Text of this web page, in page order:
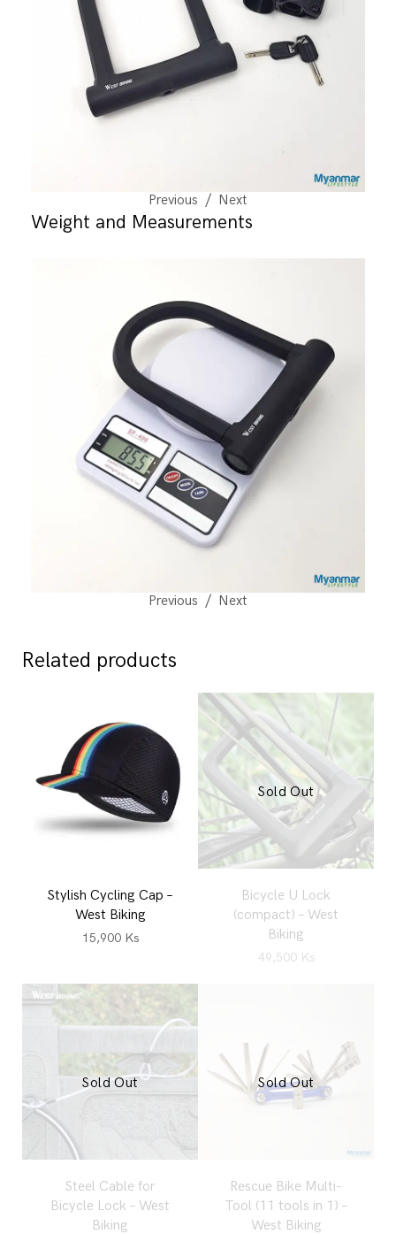
Previous Next
Weight and Measurements
Previous Next
Related products
Stylish Cycling Cap –
West Biking
15,900 Ks
Bicycle U Lock
(compact) – West
Biking
49,500 Ks
Sold Out
Steel Cable for
Bicycle Lock – West
Biking
Sold Out
Rescue Bike Multi-
Tool (11 tools in 1) –
West Biking
Sold Out